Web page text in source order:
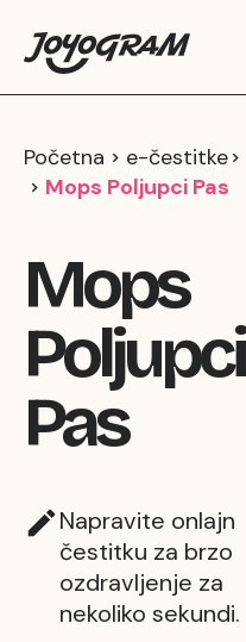
Početna e-čestitke
Mops Poljupci Pas
Mops
Poljupci
Pas
Napravite onlajn
čestitku za brzo
ozdravljenje za
nekoliko sekundi.